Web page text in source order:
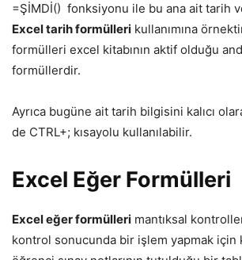
=ŞİMDİ() fonksiyonu ile bu ana ait tarih
Excel tarih formülleri kullanımına
formülleri excel kitabının aktif olduğu
formüllerdir.
Ayrıca bugüne ait tarih bilgisini kalıcı
de CTRL+; kısayolu kullanılabilir.
Excel Eğer Formülleri
Excel eğer formülleri mantıksal
kontrol sonucunda bir işlem yapmak için